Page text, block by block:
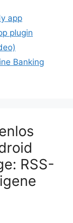
app
plugin
Banking
RSS-